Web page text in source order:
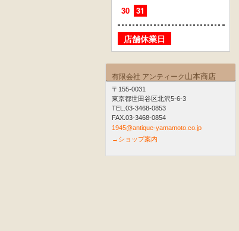
30
31
店舗休業日
有限会社 アンティーク 山本商店
〒155-0031
東京都世田谷区北沢5-6-3
TEL.03-3468-0853
FAX.03-3468-0854
1945@antique-yamamoto.co.jp
→ショップ案内